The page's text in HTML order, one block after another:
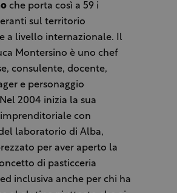
che porta così a 59 i
sul territorio
a livello internazionale. Il
Montersino è uno chef
consulente, docente,
e personaggio
2004 inizia la sua
con
laboratorio di Alba,
per aver aperto la
di pasticceria
inclusiva anche per chi ha